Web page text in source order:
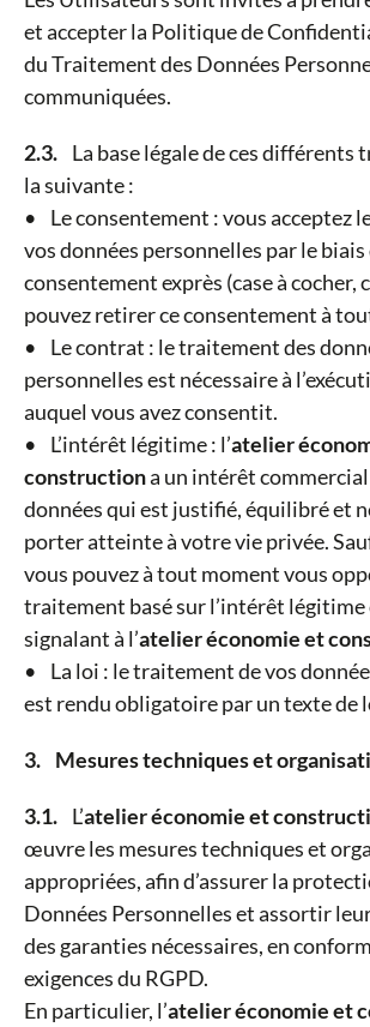
et accepter la Politique de
du Traitement des Données
communiquées.
2.3. La base légale de ces différents
la suivante :
• Le consentement : vous acceptez
vos données personnelles par le biais
consentement exprès (case à cocher,
pouvez retirer ce consentement à
• Le contrat : le traitement des
personnelles est nécessaire à
auquel vous avez consentit.
• L’intérêt légitime : l’atelier
constructiona un intérêt
données qui est justifié, équilibré et
porter atteinte à votre vie privée.
vous pouvez à tout moment vous
traitement basé sur l’intérêt légitime
signalant à l’atelier économie et
• La loi : le traitement de vos
est rendu obligatoire par un texte de
3. Mesures techniques et
3.1.L’atelier économie et
œuvre les mesures techniques et
appropriées, afin d’assurer la
Données Personnelles et assortir
des garanties nécessaires, en
exigences du RGPD.
En particulier, l’atelier économie et